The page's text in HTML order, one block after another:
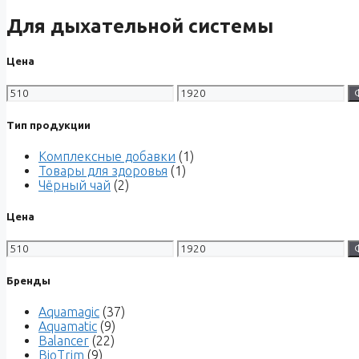
Для дыхательной системы
Цена
Тип продукции
Комплексные добавки (1)
Товары для здоровья (1)
Чёрный чай (2)
Цена
Бренды
Aquamagic (37)
Aquamatic (9)
Balancer (22)
BioTrim (9)